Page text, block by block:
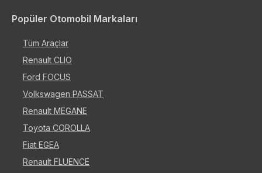
Popüler Otomobil Markaları
Tüm Araçlar
Renault CLIO
Ford FOCUS
Volkswagen PASSAT
Renault MEGANE
Toyota COROLLA
Fiat EGEA
Renault FLUENCE